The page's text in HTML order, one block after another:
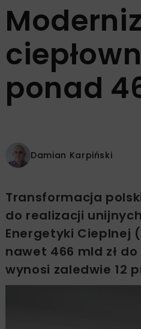
ponad
Damian Karpiński
Transformacja
do realizacji
Energetyki Cieplnej
nawet 466 mld zł
wynosi zaledwie 12